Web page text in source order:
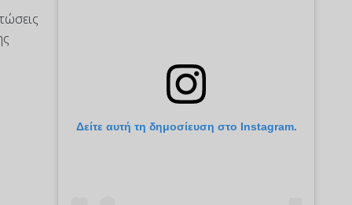
Δείτε αυτή τη δημοσίευση στο Instagram.